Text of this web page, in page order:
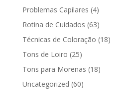
Problemas Capilares (4)
Rotina de Cuidados (63)
Técnicas de Coloração (18)
Tons de Loiro (25)
Tons para Morenas (18)
Uncategorized (60)